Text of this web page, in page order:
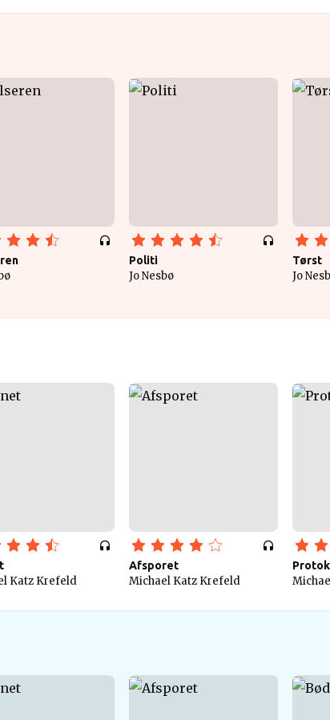
Politi
Jo Nesbø
Tørst
Jo
Katz Krefeld
Afsporet
Michael Katz Krefeld